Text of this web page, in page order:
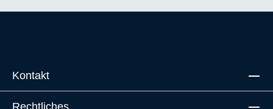
Kontakt
Rechtliches